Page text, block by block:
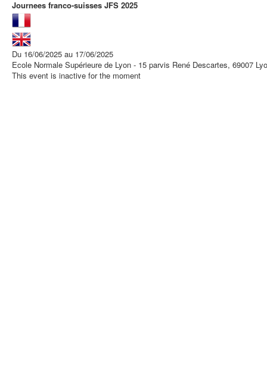
Journees franco-suisses JFS 2025
Du 16/06/2025 au 17/06/2025
Ecole Normale Supérieure de Lyon - 15 parvis René Descartes, 69007
This event is inactive for the moment